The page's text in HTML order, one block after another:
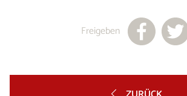
Freigeben